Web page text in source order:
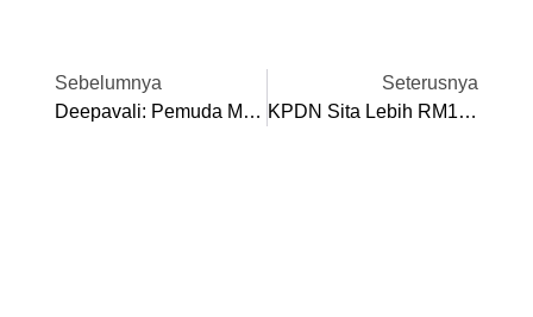
Sebelumnya
Deepavali: Pemuda MIC Perak Kongsi Kegembiraan Di Rumah Amal Pertubuhan Kebajikan Insan Kanak-Kanak Arut Perum Jothy
Seterusnya
KPDN Sita Lebih RM10,000 Barang Kawalan Dalam Premis Di Taiping